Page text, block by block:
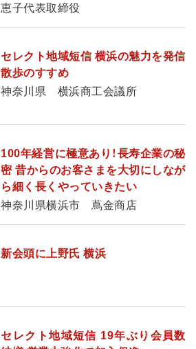
恵子代表取締役
セレクト地域短信 横浜の魅力を発信
散歩のすすめ
神奈川県 横浜商工会議所
100年経営に極意あり！長寿企業の秘
密 昔からのお客さまを大切にしなが
ら細く長くやっていきたい
神奈川県横浜市 蔦金商店
新会頭に上野氏 横浜
セレクト地域短信 19年ぶり会員数